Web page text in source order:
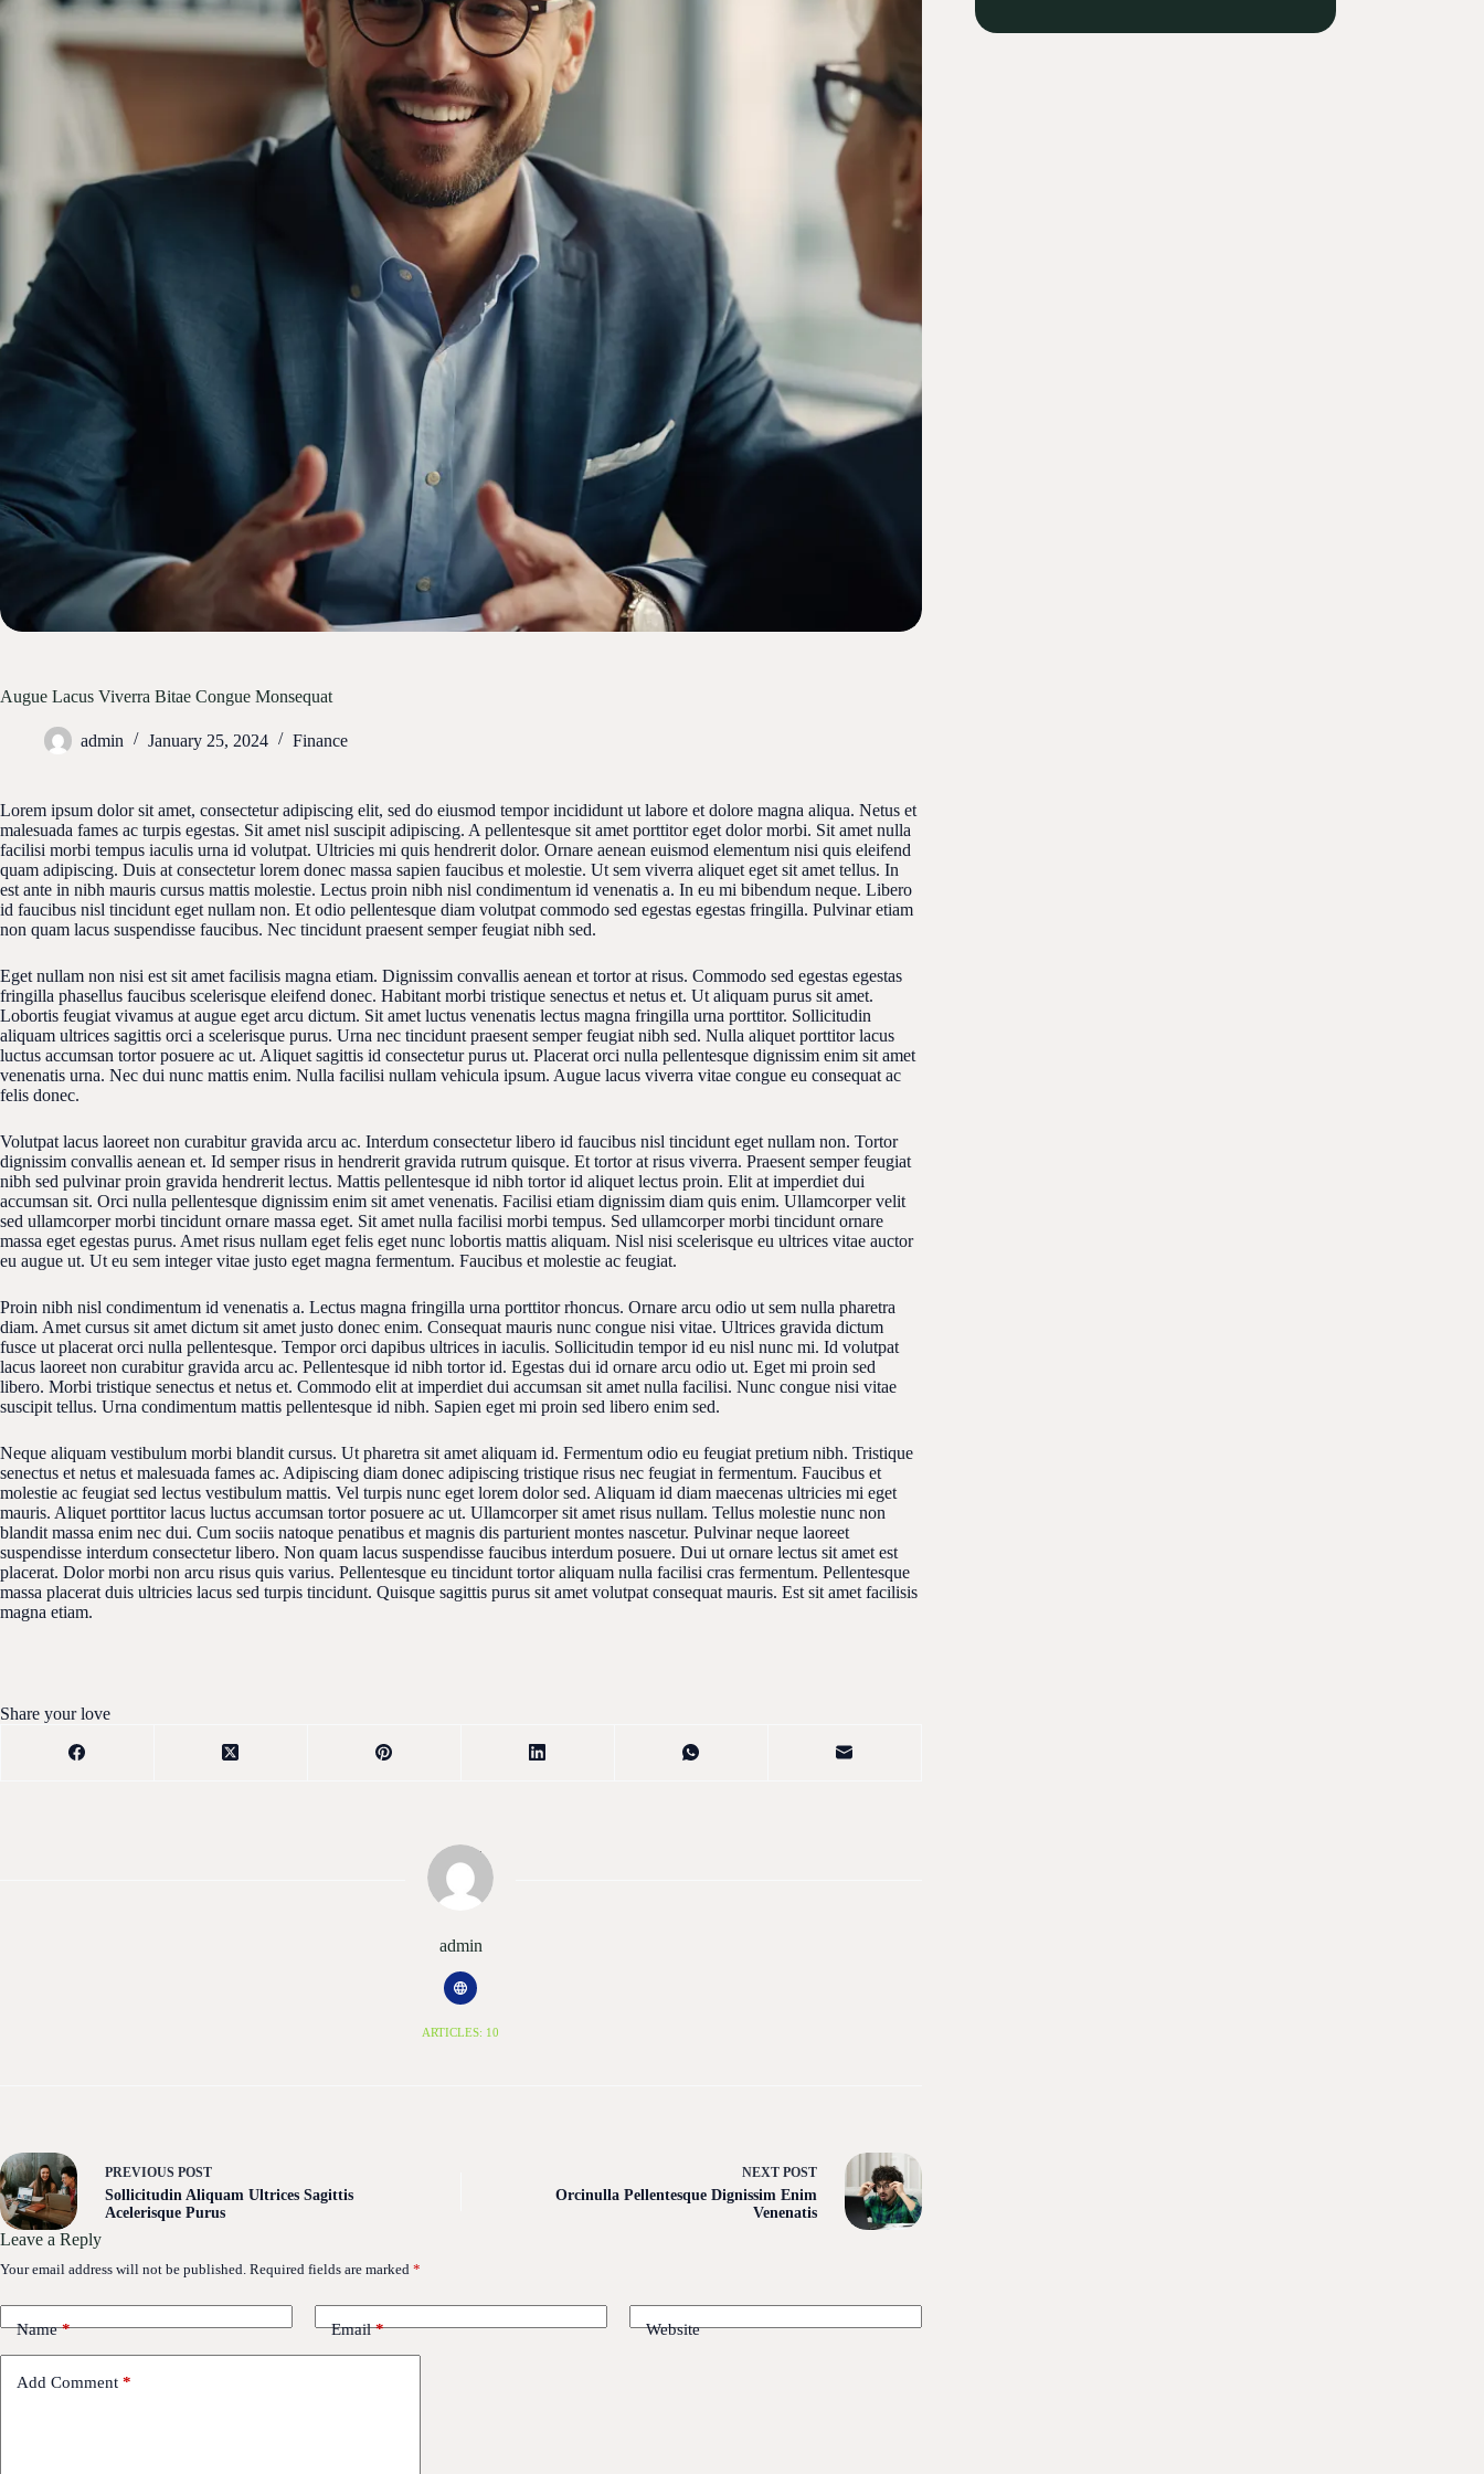
Augue Lacus Viverra Bitae Congue Monsequat
admin January 25, 2024 Finance
Lorem ipsum dolor sit amet, consectetur adipiscing elit, sed do eiusmod tempor incididunt ut labore et dolore magna aliqua. Netus et
malesuada fames ac turpis egestas. Sit amet nisl suscipit adipiscing. A pellentesque sit amet porttitor eget dolor morbi. Sit amet nulla
facilisi morbi tempus iaculis urna id volutpat. Ultricies mi quis hendrerit dolor. Ornare aenean euismod elementum nisi quis eleifend
quam adipiscing. Duis at consectetur lorem donec massa sapien faucibus et molestie. Ut sem viverra aliquet eget sit amet tellus. In
est ante in nibh mauris cursus mattis molestie. Lectus proin nibh nisl condimentum id venenatis a. In eu mi bibendum neque. Libero
id faucibus nisl tincidunt eget nullam non. Et odio pellentesque diam volutpat commodo sed egestas egestas fringilla. Pulvinar etiam
non quam lacus suspendisse faucibus. Nec tincidunt praesent semper feugiat nibh sed.
Eget nullam non nisi est sit amet facilisis magna etiam. Dignissim convallis aenean et tortor at risus. Commodo sed egestas egestas
fringilla phasellus faucibus scelerisque eleifend donec. Habitant morbi tristique senectus et netus et. Ut aliquam purus sit amet.
Lobortis feugiat vivamus at augue eget arcu dictum. Sit amet luctus venenatis lectus magna fringilla urna porttitor. Sollicitudin
aliquam ultrices sagittis orci a scelerisque purus. Urna nec tincidunt praesent semper feugiat nibh sed. Nulla aliquet porttitor lacus
luctus accumsan tortor posuere ac ut. Aliquet sagittis id consectetur purus ut. Placerat orci nulla pellentesque dignissim enim sit amet
venenatis urna. Nec dui nunc mattis enim. Nulla facilisi nullam vehicula ipsum. Augue lacus viverra vitae congue eu consequat ac
felis donec.
Volutpat lacus laoreet non curabitur gravida arcu ac. Interdum consectetur libero id faucibus nisl tincidunt eget nullam non. Tortor
dignissim convallis aenean et. Id semper risus in hendrerit gravida rutrum quisque. Et tortor at risus viverra. Praesent semper feugiat
nibh sed pulvinar proin gravida hendrerit lectus. Mattis pellentesque id nibh tortor id aliquet lectus proin. Elit at imperdiet dui
accumsan sit. Orci nulla pellentesque dignissim enim sit amet venenatis. Facilisi etiam dignissim diam quis enim. Ullamcorper velit
sed ullamcorper morbi tincidunt ornare massa eget. Sit amet nulla facilisi morbi tempus. Sed ullamcorper morbi tincidunt ornare
massa eget egestas purus. Amet risus nullam eget felis eget nunc lobortis mattis aliquam. Nisl nisi scelerisque eu ultrices vitae auctor
eu augue ut. Ut eu sem integer vitae justo eget magna fermentum. Faucibus et molestie ac feugiat.
Proin nibh nisl condimentum id venenatis a. Lectus magna fringilla urna porttitor rhoncus. Ornare arcu odio ut sem nulla pharetra
diam. Amet cursus sit amet dictum sit amet justo donec enim. Consequat mauris nunc congue nisi vitae. Ultrices gravida dictum
fusce ut placerat orci nulla pellentesque. Tempor orci dapibus ultrices in iaculis. Sollicitudin tempor id eu nisl nunc mi. Id volutpat
lacus laoreet non curabitur gravida arcu ac. Pellentesque id nibh tortor id. Egestas dui id ornare arcu odio ut. Eget mi proin sed
libero. Morbi tristique senectus et netus et. Commodo elit at imperdiet dui accumsan sit amet nulla facilisi. Nunc congue nisi vitae
suscipit tellus. Urna condimentum mattis pellentesque id nibh. Sapien eget mi proin sed libero enim sed.
Neque aliquam vestibulum morbi blandit cursus. Ut pharetra sit amet aliquam id. Fermentum odio eu feugiat pretium nibh. Tristique
senectus et netus et malesuada fames ac. Adipiscing diam donec adipiscing tristique risus nec feugiat in fermentum. Faucibus et
molestie ac feugiat sed lectus vestibulum mattis. Vel turpis nunc eget lorem dolor sed. Aliquam id diam maecenas ultricies mi eget
mauris. Aliquet porttitor lacus luctus accumsan tortor posuere ac ut. Ullamcorper sit amet risus nullam. Tellus molestie nunc non
blandit massa enim nec dui. Cum sociis natoque penatibus et magnis dis parturient montes nascetur. Pulvinar neque laoreet
suspendisse interdum consectetur libero. Non quam lacus suspendisse faucibus interdum posuere. Dui ut ornare lectus sit amet est
placerat. Dolor morbi non arcu risus quis varius. Pellentesque eu tincidunt tortor aliquam nulla facilisi cras fermentum. Pellentesque
massa placerat duis ultricies lacus sed turpis tincidunt. Quisque sagittis purus sit amet volutpat consequat mauris. Est sit amet facilisis
magna etiam.
Share your love
admin
ARTICLES: 10
PREVIOUS POST
Sollicitudin Aliquam Ultrices Sagittis
Acelerisque Purus
NEXT POST
Orcinulla Pellentesque Dignissim Enim
Venenatis
Leave a Reply
Your email address will not be published. Required fields are marked *
Name* Email* Website
Add Comment *